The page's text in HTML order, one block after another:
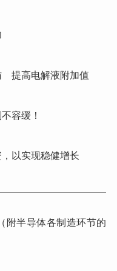
提高电解液附加值
容缓！
以实现稳健增长
附半导体各制造环节的